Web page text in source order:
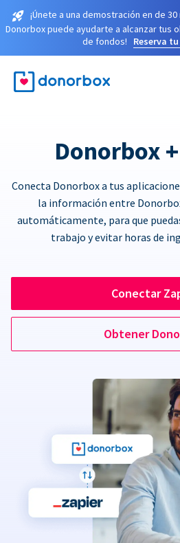
¡Únete a una demostración en de
Donorbox puede ayudarte a alcanzar tus
de fondos!
Reserva
Donorbox
Conecta Donorbox a tus
la información entre
automáticamente, para que
trabajo y evitar horas de
Conectar
Obtener